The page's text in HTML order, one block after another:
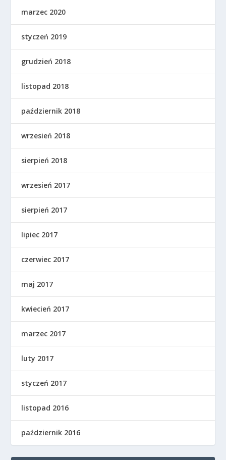
marzec 2020
styczeń 2019
grudzień 2018
listopad 2018
październik 2018
wrzesień 2018
sierpień 2018
wrzesień 2017
sierpień 2017
lipiec 2017
czerwiec 2017
maj 2017
kwiecień 2017
marzec 2017
luty 2017
styczeń 2017
listopad 2016
październik 2016